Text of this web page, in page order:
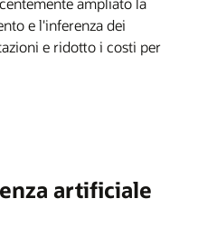
e l'inferenza dei
e ridotto i costi per
artificiale